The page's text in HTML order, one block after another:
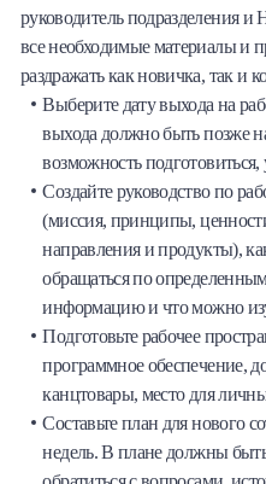
руководитель подразделения
все необходимые материалы и
раздражать как новичка, так и
Выберите дату выхода на
выхода должно быть позже
возможность
Создайте руководство по
(миссия, принципы,
направления и продукты),
обращаться по
информацию и что можно
Подготовьте рабочее
программное обеспечение,
канцтовары, место для
Составьте план для нового
недель. В плане должны